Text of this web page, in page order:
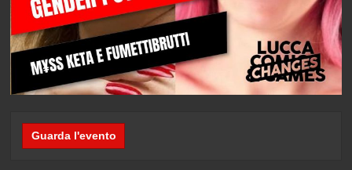
Guarda l'evento